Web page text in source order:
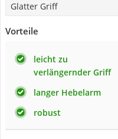
Glatter Griff
Vorteile
leicht zu
verlängernder Griff
langer Hebelarm
robust